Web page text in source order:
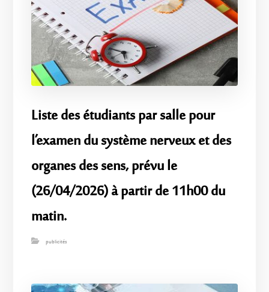
Liste des étudiants par salle pour
l’examen du système nerveux et des
organes des sens, prévu le
(26/04/2026) à partir de 11h00 du
matin.
publicités